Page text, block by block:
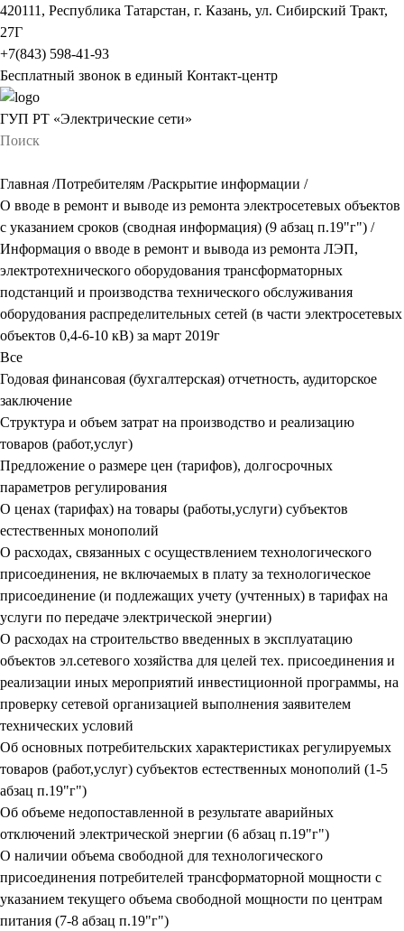
420111, Республика Татарстан, г. Казань, ул. Сибирский Тракт,
27Г
+7(843) 598-41-93
Бесплатный звонок в единый Контакт-центр
ГУП РТ «Электрические сети»
Главная /Потребителям /Раскрытие информации /
О вводе в ремонт и выводе из ремонта электросетевых объектов
с указанием сроков (сводная информация) (9 абзац п.19"г") /
Информация о вводе в ремонт и вывода из ремонта ЛЭП,
электротехнического оборудования трансформаторных
подстанций и производства технического обслуживания
оборудования распределительных сетей (в части электросетевых
объектов 0,4-6-10 кВ) за март 2019г
Все
Годовая финансовая (бухгалтерская) отчетность, аудиторское
заключение
Структура и объем затрат на производство и реализацию
товаров (работ,услуг)
Предложение о размере цен (тарифов), долгосрочных
параметров регулирования
О ценах (тарифах) на товары (работы,услуги) субъектов
естественных монополий
О расходах, связанных с осуществлением технологического
присоединения, не включаемых в плату за технологическое
присоединение (и подлежащих учету (учтенных) в тарифах на
услуги по передаче электрической энергии)
О расходах на строительство введенных в эксплуатацию
объектов эл.сетевого хозяйства для целей тех. присоединения и
реализации иных мероприятий инвестиционной программы, на
проверку сетевой организацией выполнения заявителем
технических условий
Об основных потребительских характеристиках регулируемых
товаров (работ,услуг) субъектов естественных монополий (1-5
абзац п.19"г")
Об объеме недопоставленной в результате аварийных
отключений электрической энергии (6 абзац п.19"г")
О наличии объема свободной для технологического
присоединения потребителей трансформаторной мощности с
указанием текущего объема свободной мощности по центрам
питания (7-8 абзац п.19"г")